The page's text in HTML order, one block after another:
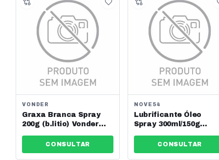
VONDER
Graxa Branca Spray
200g (b.litio) Vonder
CONSULTAR
NOVE54
Lubrificante Óleo
Spray 300ml/150g
CONSULTAR